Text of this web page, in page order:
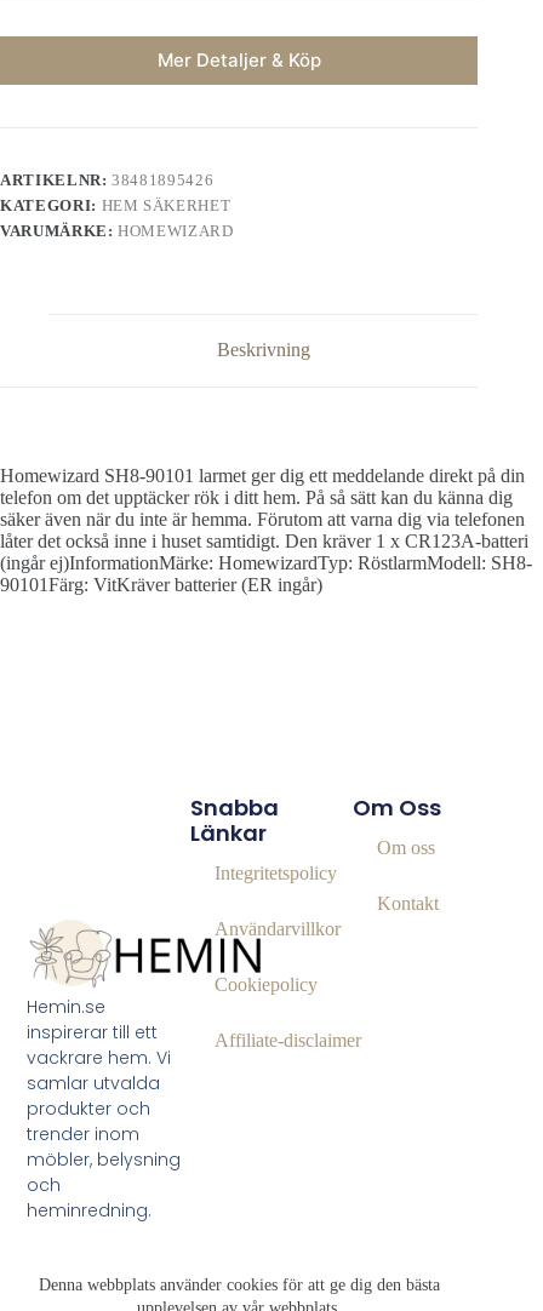
Denna webbplats använder cookies för att ge dig den bästa
Mer Detaljer & Köp
ARTIKELNR:38481895426
KATEGORI: HEM SÄKERHET
VARUMÄRKE:HOMEWIZARD
Beskrivning
Homewizard SH8-90101 larmet ger dig ett meddelande direkt på din
telefon om det upptäcker rök i ditt hem. På så sätt kan du känna dig
säker även när du inte är hemma. Förutom att varna dig via telefonen
låter det också inne i huset samtidigt. Den kräver 1 x CR123A-batteri
(ingår ej)InformationMärke: HomewizardTyp: RöstlarmModell: SH8-
90101Färg: VitKräver batterier (ER ingår)
Hemin.se
inspirerar till ett
vackrare hem. Vi
samlar utvalda
produkter och
trender inom
möbler, belysning
och
heminredning.
Om Oss
Om oss
Kontakt
Snabba
Länkar
Integritetspolicy
Användarvillkor
Cookiepolicy
Affiliate‑disclaimer